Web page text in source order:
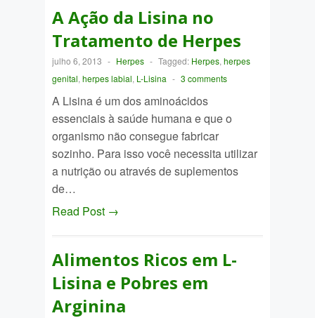
A Ação da Lisina no
Tratamento de Herpes
julho 6, 2013 - Herpes - Tagged: Herpes, herpes
genital, herpes labial, L-Lisina - 3 comments
A Lisina é um dos aminoácidos
essenciais à saúde humana e que o
organismo não consegue fabricar
sozinho. Para isso você necessita utilizar
a nutrição ou através de suplementos
de…
Read Post →
Alimentos Ricos em L-
Lisina e Pobres em
Arginina